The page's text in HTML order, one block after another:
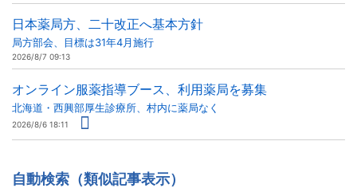
日本薬局方、二十改正へ基本方針
局方部会、目標は31年4月施行
2026/8/7 09:13
オンライン服薬指導ブース、利用薬局を募集
北海道・西興部厚生診療所、村内に薬局なく
2026/8/6 18:11
自動検索（類似記事表示）